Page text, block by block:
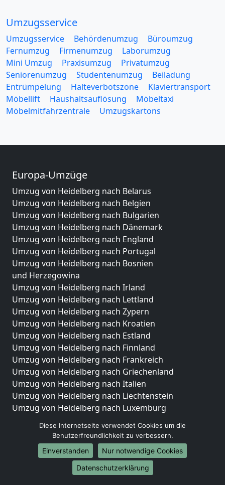
Umzugsservice
Umzugsservice Behördenumzug
Büroumzug
Fernumzug
Firmenumzug
Laborumzug
Mini Umzug
Praxisumzug
Privatumzug
Seniorenumzug
Studentenumzug
Beiladung
Entrümpelung
Halteverbotszone
Klaviertransport
Möbellift
Haushaltsauflösung
Möbeltaxi
Möbelmitfahrzentrale
Umzugskartons
Europa-Umzüge
Umzug von Heidelberg nach Belarus
Umzug von Heidelberg nach Belgien
Umzug von Heidelberg nach Bulgarien
Umzug von Heidelberg nach Dänemark
Umzug von Heidelberg nach England
Umzug von Heidelberg nach Portugal
Umzug von Heidelberg nach Bosnien
und Herzegowina
Umzug von Heidelberg nach Irland
Umzug von Heidelberg nach Lettland
Umzug von Heidelberg nach Zypern
Umzug von Heidelberg nach Kroatien
Umzug von Heidelberg nach Estland
Umzug von Heidelberg nach Finnland
Umzug von Heidelberg nach Frankreich
Umzug von Heidelberg nach Griechenland
Umzug von Heidelberg nach Italien
Umzug von Heidelberg nach Liechtenstein
Umzug von Heidelberg nach Luxemburg
Umzug von Heidelberg nach Norwegen
Umzüge-Deutschlandweit
Umzug von Heidelberg nach Berlin
Diese Internetseite verwendet Cookies um die
Benutzerfreundlichkeit zu verbessern.
Einverstanden
Nur notwendige Cookies
Datenschutzerklärung